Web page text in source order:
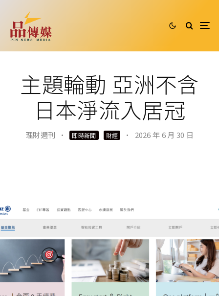
主題輪動 亞洲不含
日本淨流入居冠
理財週刊 · 即時新聞 財經 · 2026 年 6 月 30 日